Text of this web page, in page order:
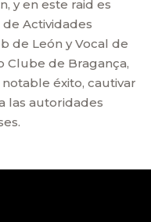
y en este raid es
Actividades
de León y Vocal de
Clube de Bragança,
éxito, cautivar
las autoridades